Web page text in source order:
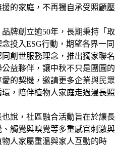
的家庭，不再獨自承受照顧壓
牌創立逾50年，長期秉持「取
投入ESG行動，期望各界一同
創世服務理念，推出獨家聯名
益夥伴，讓中秋不只是團圓的
的契機，邀請更多企業與民眾
，陪伴植物人家庭走過漫長照
說，社區融合活動旨在於讓長
觸覺與嗅覺等多重感官刺激與
人家屬重溫與家人互動的時